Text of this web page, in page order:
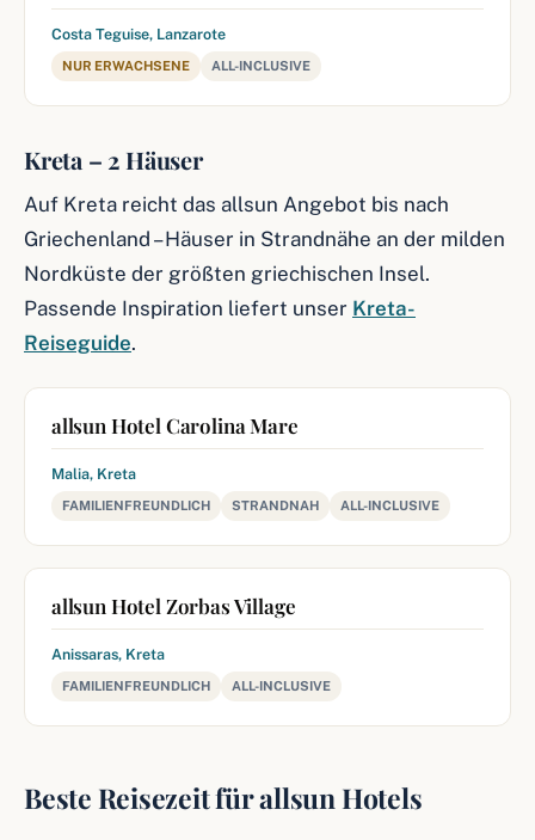
Costa Teguise, Lanzarote
NUR ERWACHSENE ALL-INCLUSIVE
Kreta – 2 Häuser
Auf Kreta reicht das allsun Angebot bis nach
Griechenland – Häuser in Strandnähe an der milden
Nordküste der größten griechischen Insel.
Passende Inspiration liefert unser Kreta-
Reiseguide.
allsun Hotel Carolina Mare
Malia, Kreta
FAMILIENFREUNDLICH STRANDNAH ALL-INCLUSIVE
allsun Hotel Zorbas Village
Anissaras, Kreta
FAMILIENFREUNDLICH ALL-INCLUSIVE
Beste Reisezeit für allsun Hotels